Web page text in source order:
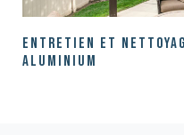
Entretien et
aluminium